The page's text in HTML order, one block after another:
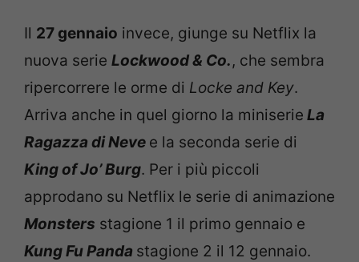
Il 27 gennaio invece, giunge su Netflix la
nuova serie Lockwood & Co., che sembra
ripercorrere le orme di Locke and Key.
Arriva anche in quel giorno la miniserie La
Ragazza di Neve e la seconda serie di
King of Jo’ Burg. Per i più piccoli
approdano su Netflix le serie di animazione
Monsters stagione 1 il primo gennaio e
Kung Fu Panda stagione 2 il 12 gennaio.